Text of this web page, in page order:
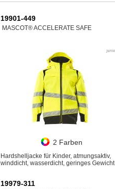
19901-449
MASCOT® ACCELERATE SAFE
2 Farben
Hardshelljacke für Kinder, atmungsaktiv,
winddicht, wasserdicht, geringes Gewicht
19979-311